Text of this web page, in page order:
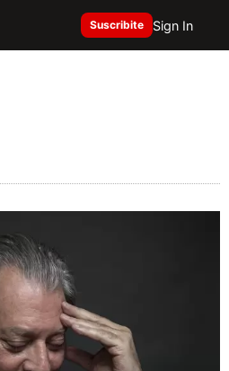
Suscribite Sign In